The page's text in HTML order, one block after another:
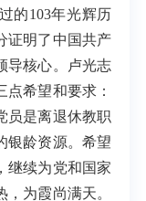
的103年光辉历
证明了中国共产
核心。
卢光志
点希望和要求：
员是离退休教职
银龄资源。希望
继续为党和国家
为霞尚满天。